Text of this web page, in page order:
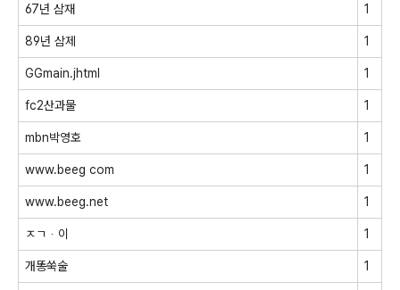
67년 삼재 1
89년 삼제 1
GGmain.jhtml 1
fc2산과물 1
mbn박영호 1
www.beeg com 1
www.beeg.net 1
ㅈㄱᆞ이 1
개똥쑥술 1